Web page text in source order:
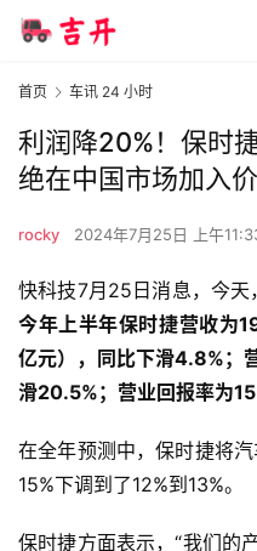
首页 车讯 24 小时
利润降20%！保时
绝在中国市场加入
rocky 2024年7月25日 上午
快科技7月25日消息，今天，
今年上半年保时捷营收为
亿元），同比下滑4.8%；
滑20.5%；营业回报率为
在全年预测中，保时捷将
15%下调到了12%到13%。
保时捷方面表示，“我们的